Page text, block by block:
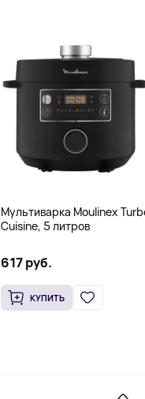
Мультиварка Moulinex
Cuisine, 5 литров
617 руб.
КУПИТЬ